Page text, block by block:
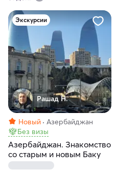
Экскурсии
Рашад Н.
Новый
Азербайджан
Без визы
Азербайджан. Знакомство
со старым и новым Баку